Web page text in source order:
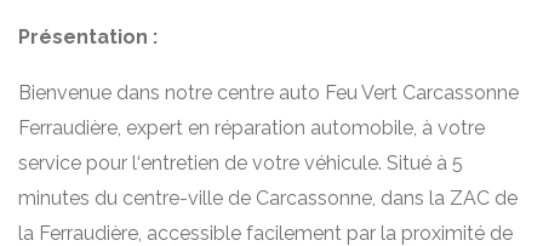
Présentation :
Bienvenue dans notre centre auto Feu Vert Carcassonne
Ferraudière, expert en réparation automobile, à votre
service pour l‘entretien de votre véhicule. Situé à 5
minutes du centre-ville de Carcassonne, dans la ZAC de
la Ferraudière, accessible facilement par la proximité de